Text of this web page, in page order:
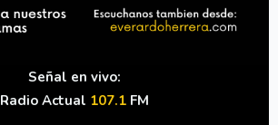
Señal en vivo:
Radio Actual 107.1 FM